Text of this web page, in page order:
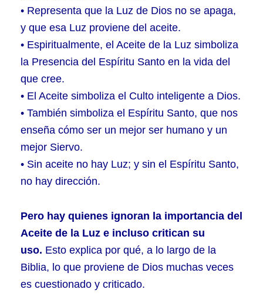
• Representa que la Luz de Dios no se apaga,
y que esa Luz proviene del aceite.
• Espiritualmente, el Aceite de la Luz simboliza
la Presencia del Espíritu Santo en la vida del
que cree.
• El Aceite simboliza el Culto inteligente a Dios.
• También simboliza el Espíritu Santo, que nos
enseña cómo ser un mejor ser humano y un
mejor Siervo.
• Sin aceite no hay Luz; y sin el Espíritu Santo,
no hay dirección.
Pero hay quienes ignoran la importancia del
Aceite de la Luz e incluso critican su
uso. Esto explica por qué, a lo largo de la
Biblia, lo que proviene de Dios muchas veces
es cuestionado y criticado.